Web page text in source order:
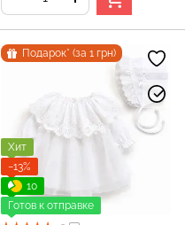
Подарок* (за 1 грн)
Хит
−13%
10
Готов к отправке